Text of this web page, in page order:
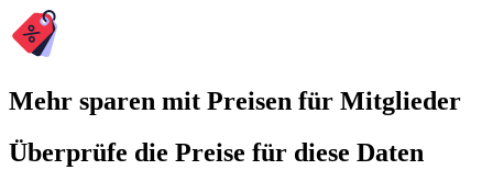
Mehr sparen mit Preisen für Mitglieder
Überprüfe die Preise für diese Daten